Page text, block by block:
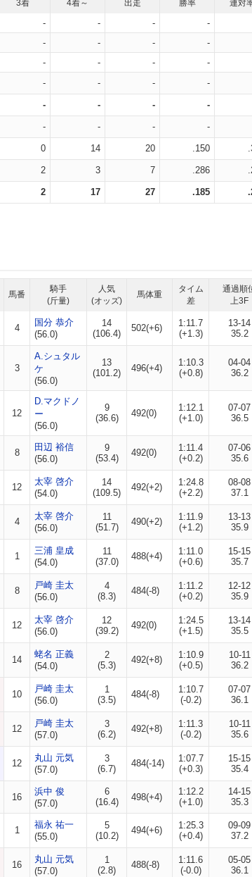
3着 4着～ 出走 勝率 連対
- - -
-
- - -
-
- - -
-
- - - -
- - - -
- - - -
0 14 20 .150
2 3 7 .286
2 17 27 .185
馬番
騎手
(斤量)
人気
(オッズ)
馬体重
タイム
差
通過順
上3F
4
国分 恭介
(56.0)
14
(106.4)
502(+6)
1:11.7
(+1.3)
13-14
35.2
3
A.シュタル
ケ
(56.0)
13
(101.2)
496(+4)
1:10.3
(+0.8)
04-04
36.2
12
D.マクドノ
ー
(56.0)
9
(36.6)
492(0)
1:12.1
(+1.0)
07-07
36.5
8
田辺 裕信
(56.0)
9
(53.4)
492(0)
1:11.4
(+0.2)
07-06
35.6
12
太宰 啓介
(54.0)
14
(109.5)
492(+2)
1:24.8
(+2.2)
08-08
37.1
4
太宰 啓介
(56.0)
11
(51.7)
490(+2)
1:11.9
(+1.2)
13-13
35.9
1
三浦 皇成
(54.0)
11
(37.0)
488(+4)
1:11.0
(+0.6)
15-15
35.7
8
戸崎 圭太
(56.0)
4
(8.3)
484(-8)
1:11.2
(+0.2)
12-12
35.9
12
太宰 啓介
(56.0)
12
(39.2)
492(0)
1:24.5
(+1.5)
13-14
35.5
14
蛯名 正義
(54.0)
2
(5.3)
492(+8)
1:10.9
(+0.5)
10-11
36.2
10
戸崎 圭太
(56.0)
1
(3.5)
484(-8)
1:10.7
(-0.2)
07-07
36.1
12
戸崎 圭太
(57.0)
3
(6.2)
492(+8)
1:11.3
(-0.2)
10-11
35.6
12
丸山 元気
(57.0)
3
(6.7)
484(-14)
1:07.7
(+0.3)
15-15
35.4
16
浜中 俊
(57.0)
6
(16.4)
498(+4)
1:12.2
(+1.0)
14-15
35.3
1
福永 祐一
(55.0)
5
(10.2)
494(+6)
1:25.3
(+0.4)
09-09
37.2
16
丸山 元気
(57.0)
1
(2.8)
488(-8)
1:11.6
(-0.0)
05-05
36.1